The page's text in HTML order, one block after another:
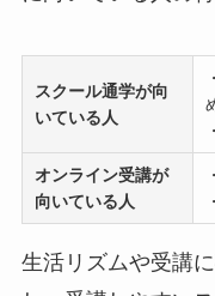
スクール通学が向
いている人
オンライン受講が
向いている人
生活リズムや受講